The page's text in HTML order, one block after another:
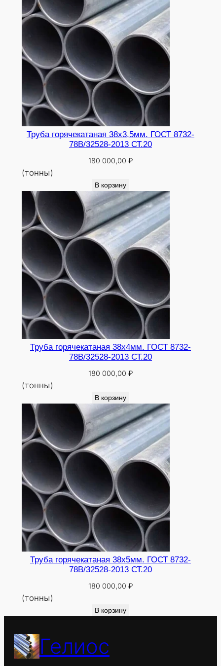
Труба горячекатаная 38х3,5мм. ГОСТ 8732-
78В/32528-2013 СТ.20
180 000,00 ₽
(тонны)
В корзину
Труба горячекатаная 38х4мм. ГОСТ 8732-
78В/32528-2013 СТ.20
180 000,00 ₽
(тонны)
В корзину
Труба горячекатаная 38х5мм. ГОСТ 8732-
78В/32528-2013 СТ.20
180 000,00 ₽
(тонны)
В корзину
Гелиос